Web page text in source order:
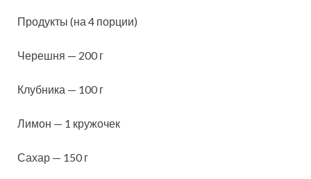
Продукты (на 4 порции)
Черешня — 200 г
Клубника — 100 г
Лимон — 1 кружочек
Сахар — 150 г